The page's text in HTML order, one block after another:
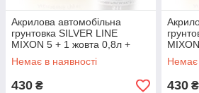
Акрилова автомобільна
грунтовка SILVER LINE
MIXON 5 + 1 жовта 0,8л +
затверджувач 0.2л
Немає в наявності
430 ₴
Немає
430 ₴